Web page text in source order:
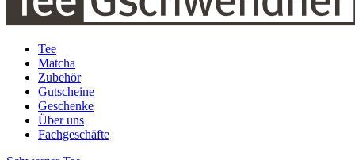
Tee
Matcha
Zubehör
Gutscheine
Geschenke
Über uns
Fachgeschäfte